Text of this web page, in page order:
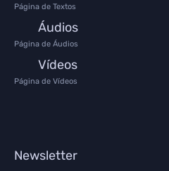
Página de Textos
Áudios
Página de Áudios
Vídeos
Página de Vídeos
Newsletter